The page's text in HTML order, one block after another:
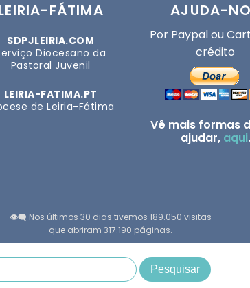
FÁTIMA
SDPJLEIRIA.COM
Diocesano da
Pastoral Juvenil
LEIRIA-FATIMA.PT
de Leiria-Fátima
AJUDA-
Por Paypal ou
crédito
Vê mais formas
ajudar, aqui.
👁️‍🗨️ Nos últimos 30 dias tivemos 189.050 visitas
que abriram 317.190 páginas.